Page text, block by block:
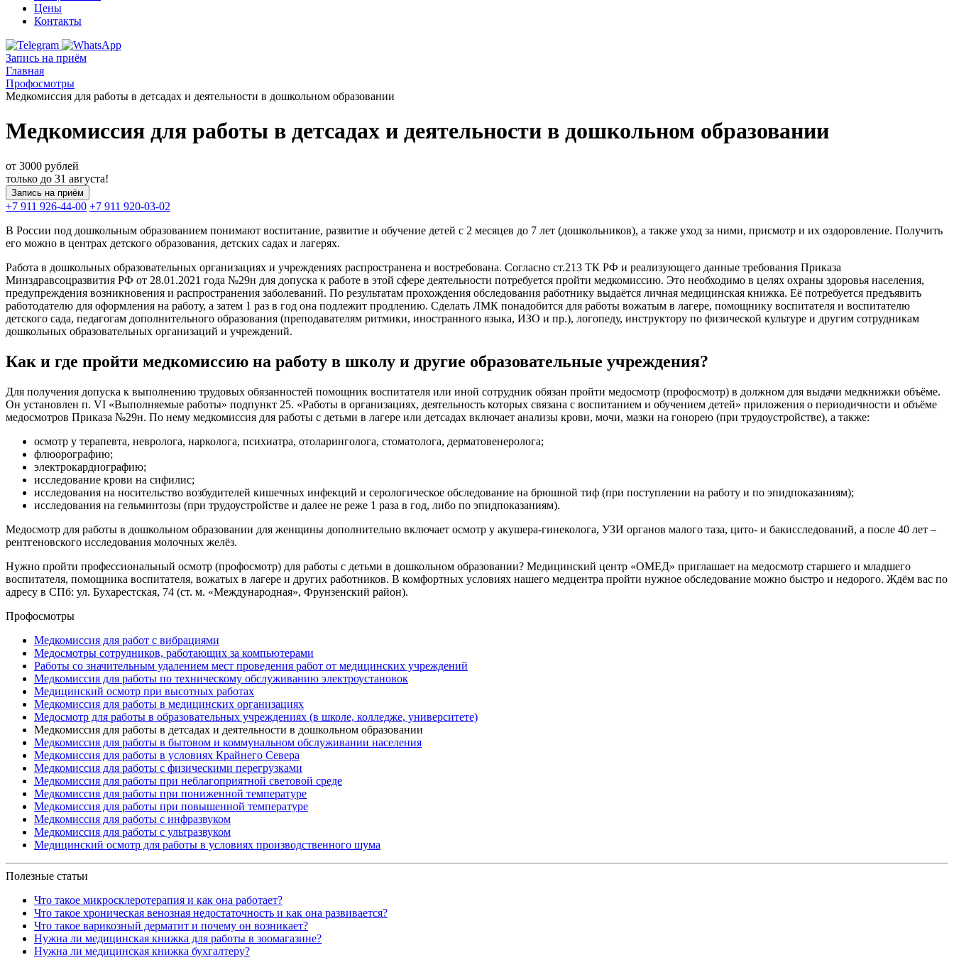
Цены
Контакты
Запись на приём
Главная
Профосмотры
Медкомиссия для работы в детсадах и деятельности в дошкольном образовании
Медкомиссия для работы в детсадах и деятельности в дошкольном образовании
от 3000 рублей
только до 31 августа!
Запись на приём
+7 911 926-44-00 +7 911 920-03-02
В России под дошкольным образованием понимают воспитание, развитие и обучение детей с 2 месяцев до 7 лет (дошкольников), а также уход за ними, присмотр и их оздоровление. Получить
его можно в центрах детского образования, детских садах и лагерях.
Работа в дошкольных образовательных организациях и учреждениях распространена и востребована. Согласно ст.213 ТК РФ и реализующего данные требования Приказа
Минздравсоцразвития РФ от 28.01.2021 года №29н для допуска к работе в этой сфере деятельности потребуется пройти медкомиссию. Это необходимо в целях охраны здоровья населения,
предупреждения возникновения и распространения заболеваний. По результатам прохождения обследования работнику выдаётся личная медицинская книжка. Её потребуется предъявить
работодателю для оформления на работу, а затем 1 раз в год она подлежит продлению. Сделать ЛМК понадобится для работы вожатым в лагере, помощнику воспитателя и воспитателю
детского сада, педагогам дополнительного образования (преподавателям ритмики, иностранного языка, ИЗО и пр.), логопеду, инструктору по физической культуре и другим сотрудникам
дошкольных образовательных организаций и учреждений.
Как и где пройти медкомиссию на работу в школу и другие образовательные учреждения?
Для получения допуска к выполнению трудовых обязанностей помощник воспитателя или иной сотрудник обязан пройти медосмотр (профосмотр) в должном для выдачи медкнижки объёме.
Он установлен п. VI «Выполняемые работы» подпункт 25. «Работы в организациях, деятельность которых связана с воспитанием и обучением детей» приложения о периодичности и объёме
медосмотров Приказа №29н. По нему медкомиссия для работы с детьми в лагере или детсадах включает анализы крови, мочи, мазки на гонорею (при трудоустройстве), а также:
осмотр у терапевта, невролога, нарколога, психиатра, отоларинголога, стоматолога, дерматовенеролога;
флюорографию;
электрокардиографию;
исследование крови на сифилис;
исследования на носительство возбудителей кишечных инфекций и серологическое обследование на брюшной тиф (при поступлении на работу и по эпидпоказаниям);
исследования на гельминтозы (при трудоустройстве и далее не реже 1 раза в год, либо по эпидпоказаниям).
Медосмотр для работы в дошкольном образовании для женщины дополнительно включает осмотр у акушера-гинеколога, УЗИ органов малого таза, цито- и бакисследований, а после 40 лет –
рентгеновского исследования молочных желёз.
Нужно пройти профессиональный осмотр (профосмотр) для работы с детьми в дошкольном образовании? Медицинский центр «ОМЕД» приглашает на медосмотр старшего и младшего
воспитателя, помощника воспитателя, вожатых в лагере и других работников. В комфортных условиях нашего медцентра пройти нужное обследование можно быстро и недорого. Ждём вас по
адресу в СПб: ул. Бухарестская, 74 (ст. м. «Международная», Фрунзенский район).
Профосмотры
Медкомиссия для работ с вибрациями
Медосмотры сотрудников, работающих за компьютерами
Работы со значительным удалением мест проведения работ от медицинских учреждений
Медкомиссия для работы по техническому обслуживанию электроустановок
Медицинский осмотр при высотных работах
Медкомиссия для работы в медицинских организациях
Медосмотр для работы в образовательных учреждениях (в школе, колледже, университете)
Медкомиссия для работы в детсадах и деятельности в дошкольном образовании
Медкомиссия для работы в бытовом и коммунальном обслуживании населения
Медкомиссия для работы в условиях Крайнего Севера
Медкомиссия для работы с физическими перегрузками
Медкомиссия для работы при неблагоприятной световой среде
Медкомиссия для работы при пониженной температуре
Медкомиссия для работы при повышенной температуре
Медкомиссия для работы с инфразвуком
Медкомиссия для работы с ультразвуком
Медицинский осмотр для работы в условиях производственного шума
Полезные статьи
Что такое микросклеротерапия и как она работает?
Что такое хроническая венозная недостаточность и как она развивается?
Что такое варикозный дерматит и почему он возникает?
Нужна ли медицинская книжка для работы в зоомагазине?
Нужна ли медицинская книжка бухгалтеру?